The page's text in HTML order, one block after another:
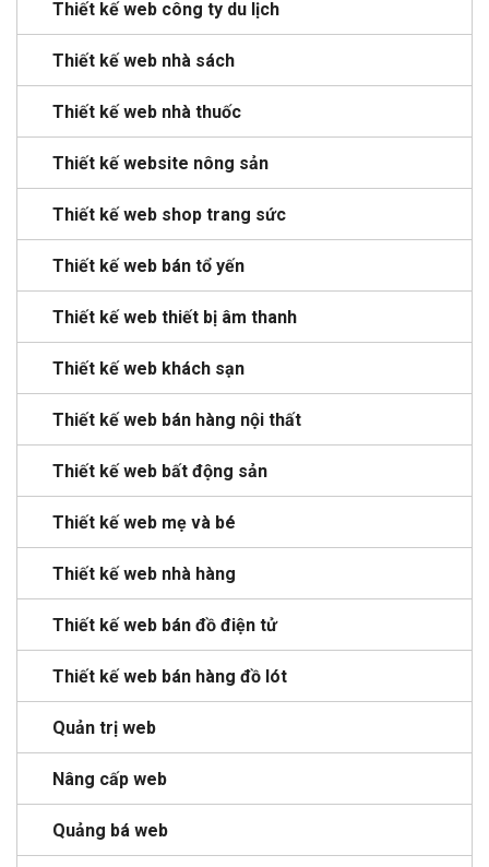
Thiết kế web công ty du lịch
Thiết kế web nhà sách
Thiết kế web nhà thuốc
Thiết kế website nông sản
Thiết kế web shop trang sức
Thiết kế web bán tổ yến
Thiết kế web thiết bị âm thanh
Thiết kế web khách sạn
Thiết kế web bán hàng nội thất
Thiết kế web bất động sản
Thiết kế web mẹ và bé
Thiết kế web nhà hàng
Thiết kế web bán đồ điện tử
Thiết kế web bán hàng đồ lót
Quản trị web
Nâng cấp web
Quảng bá web